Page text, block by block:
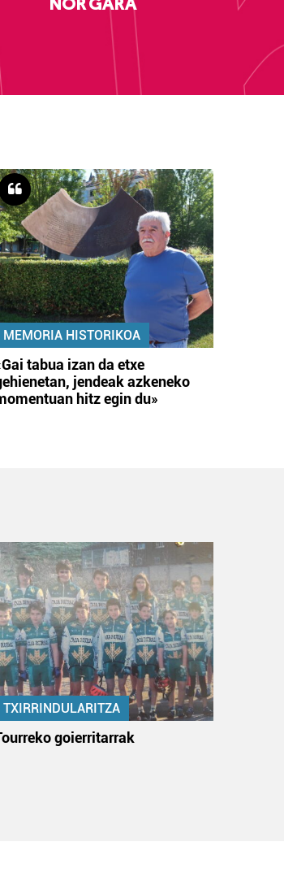
NOR GARA
MEMORIA HISTORIKOA
tabua izan da etxe
jendeak azkeneko
hitz egin du»
TXIRRINDULARITZA
goierritarrak